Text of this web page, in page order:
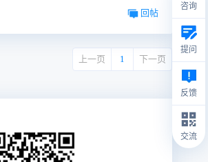
回帖
上一页 1 下一页
咨询
提问
反馈
交流